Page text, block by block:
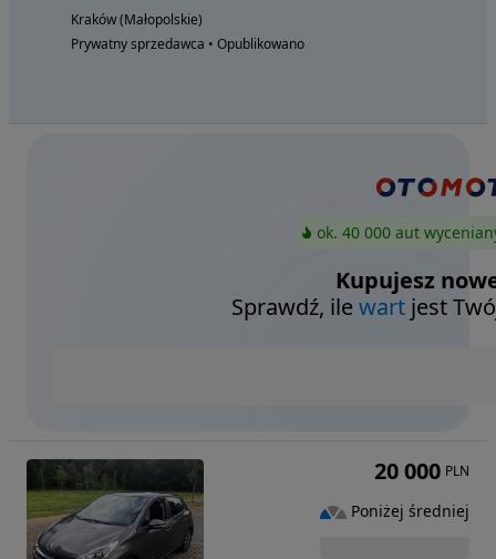
Kraków (Małopolskie)
Prywatny sprzedawca • Opublikowano
ok. 40 000 aut
Kupujesz
Sprawdź, ilewart jest
20 000 PLN
Poniżej średniej